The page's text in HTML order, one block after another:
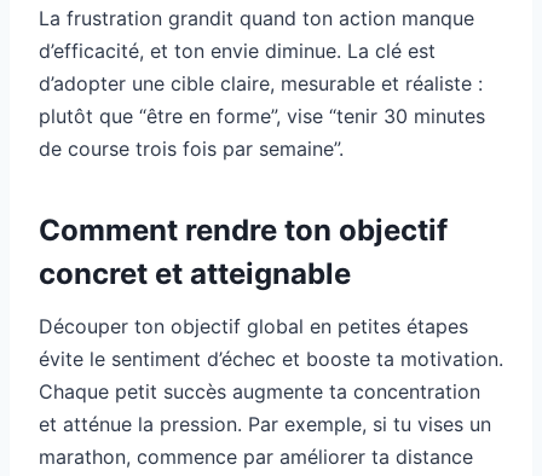
La frustration grandit quand ton action manque
d’efficacité, et ton envie diminue. La clé est
d’adopter une cible claire, mesurable et réaliste :
plutôt que “être en forme”, vise “tenir 30 minutes
de course trois fois par semaine”.
Comment rendre ton objectif
concret et atteignable
Découper ton objectif global en petites étapes
évite le sentiment d’échec et booste ta motivation.
Chaque petit succès augmente ta concentration
et atténue la pression. Par exemple, si tu vises un
marathon, commence par améliorer ta distance